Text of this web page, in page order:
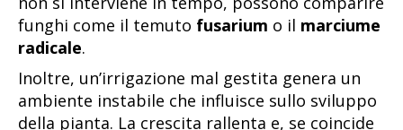
funghi come il temuto fusarium o il marciume
radicale.
Inoltre, un’irrigazione mal gestita genera un
ambiente instabile che influisce sullo sviluppo
della pianta. La crescita rallenta e, se coincide